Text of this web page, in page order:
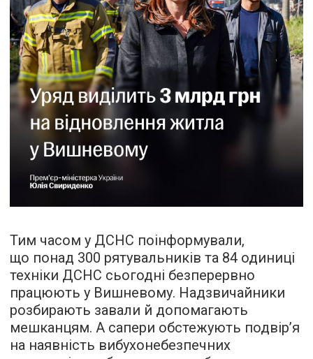
Тим часом у ДСНС поінформували,
що понад 300 рятувальників та 84 одиниці
техніки ДСНС сьогодні безперервно
працюють у Вишневому. Надзвичайники
розбирають завали й допомагають
мешканцям. А сапери обстежують подвір’я
на наявність вибухонебезпечних